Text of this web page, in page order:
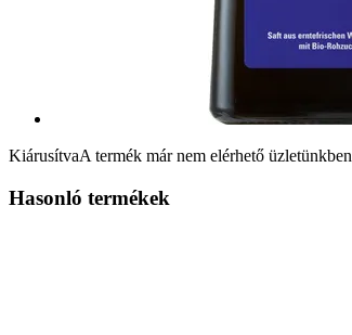
KiárusítvaA termék már nem elérhető üzletünkben
Hasonló termékek